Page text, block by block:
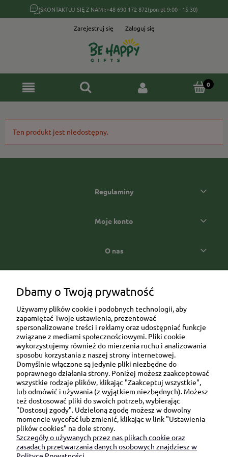
SKONTAKTUJ SIĘ Z NAMI:+48 690 172 872(pon-pt 9:00 - 15:30)
Zarejestruj się Zaloguj się
Ten produkt jest niedostępny.
Regulaminy
Moje konto
O nas
Ul. Brukowa 6/8 lok. 57/58
91-341 Łódź
NIP: 6751510615
SKONTAKTUJ SIĘ Z NAMI:
sklep@be-happygifts.com
+48 690 172 872
Dbamy o Twoją prywatność
Używamy plików cookie i podobnych technologii, aby
zapamiętać Twoje ustawienia, prezentować
spersonalizowane treści i reklamy oraz udostępniać funkcje
związane z mediami społecznościowymi. Pliki cookie
wykorzystujemy również do mierzenia ruchu i analizowania
sposobu korzystania z naszej strony internetowej.
Domyślnie włączone są jedynie pliki niezbędne do
poprawnego działania strony. Poniżej możesz zaakceptować
wszystkie rodzaje plików, klikając "Zaakceptuj wszystkie",
lub odmówić i używania (z wyjątkiem niezbędnych). Możesz
też dostosować pliki do swoich potrzeb, wybierając
"Dostosuj zgody". Udzieloną zgodę możesz w dowolny
momencie wycofać lub zmienić, klikając w link "Ustawienia
plików cookies" na dole strony.
Szczegóły o używanych przez nas plikach cookie oraz
zasadach przetwarzania danych osobowych znajdziesz w